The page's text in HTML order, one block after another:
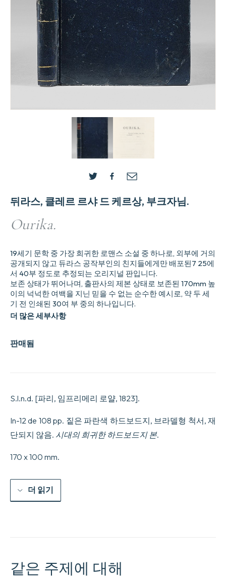
뒤라스, 클레르 르샤 드 케르상, 부크자님.
Ourika.
판매됨
19세기 문학 중 가장 희귀한 로맨스 소설 중 하나로, 외부에 거의
공개되지 않고 듀라스 공작부인의 친지들에게만 배포된7 25에
서 40부 정도로 추정되는 오리지널 판입니다.
보존 상태가 뛰어나며, 출판사의 제본 상태로 보존된 170mm 높
이의 넉넉한 여백을 지닌 믿을 수 없는 순수한 예시로, 약 두 세
기 전 인쇄된 30여 부 중의 하나입니다.
더 많은 세부사항
S.l.n.d. [파리, 임프리메리 로얄, 1823].
In-12 de 108 pp. 짙은 파란색 하드보드지, 브라델형 척서, 재
단되지 않음. 시대의 희귀한 하드보드지 본.
170 x 100 mm.
더 읽기
같은 주제에 대해